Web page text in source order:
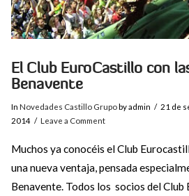
El Club EuroCastillo con
Benavente
In Novedades Castillo Grupoby admin
21 de
2014
Leave a Comment
Muchos ya conocéis el Club
una nueva ventaja, pensada
Benavente. Todos los socios del Club